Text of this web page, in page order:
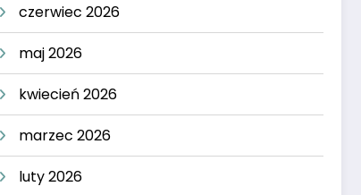
czerwiec 2026
maj 2026
kwiecień 2026
marzec 2026
luty 2026